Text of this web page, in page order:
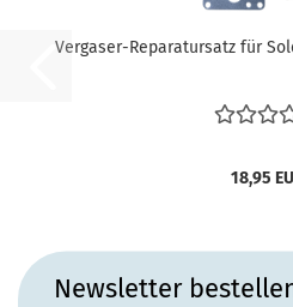
Vergaser-Reparatursatz für
18,95
Newsletter